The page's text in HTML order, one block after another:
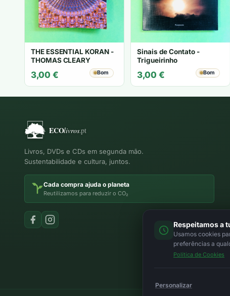
THE ESSENTIAL KORAN -
THOMAS CLEARY
3,00 € Bom
Sinais de Contato -
Trigueirinho
3,00 € Bom
Livros, DVDs e CDs em segunda mão.
Sustentabilidade e cultura, juntos.
Cada compra ajuda o planeta
Reutilizamos para reduzir o CO₂
Respeitamos a
Usamos cookies
preferências a
Política de Cookies
Personalizar